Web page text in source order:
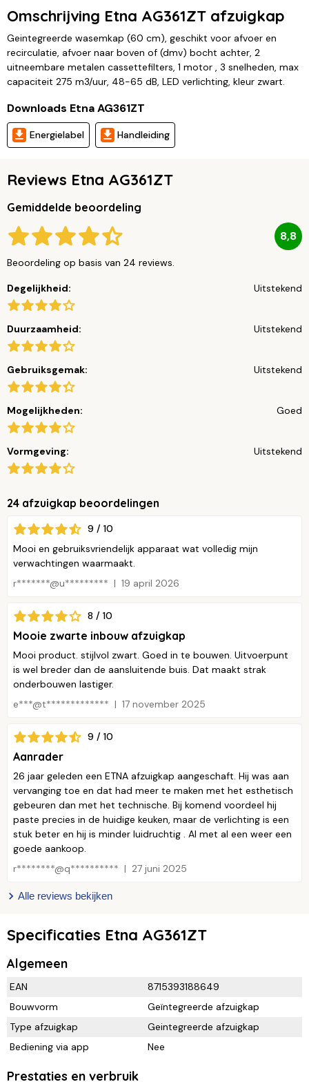
Omschrijving Etna AG361ZT afzuigkap
Geintegreerde wasemkap (60 cm), geschikt voor afvoer en
recirculatie, afvoer naar boven of (dmv) bocht achter, 2
uitneembare metalen cassettefilters, 1 motor , 3 snelheden, max
capaciteit 275 m3/uur, 48-65 dB, LED verlichting, kleur zwart.
Downloads Etna AG361ZT
Energielabel Handleiding
Reviews Etna AG361ZT
Gemiddelde beoordeling
8,8
Beoordeling op basis van 24 reviews.
Degelijkheid: Uitstekend
Duurzaamheid: Uitstekend
Gebruiksgemak: Uitstekend
Mogelijkheden: Goed
Vormgeving: Uitstekend
24 afzuigkap beoordelingen
9 / 10
Mooi en gebruiksvriendelijk apparaat wat volledig mijn
verwachtingen waarmaakt.
r*******@u*********
19 april 2026
8 / 10
Mooie zwarte inbouw afzuigkap
Mooi product. stijlvol zwart. Goed in te bouwen. Uitvoerpunt
is wel breder dan de aansluitende buis. Dat maakt strak
onderbouwen lastiger.
e***@t*************
17 november 2025
9 / 10
Aanrader
26 jaar geleden een ETNA afzuigkap aangeschaft. Hij was aan
vervanging toe en dat had meer te maken met het esthetisch
gebeuren dan met het technische. Bij komend voordeel hij
paste precies in de huidige keuken, maar de verlichting is een
stuk beter en hij is minder luidruchtig . Al met al een weer een
goede aankoop.
r********@q**********
27 juni 2025
Alle reviews bekijken
Specificaties Etna AG361ZT
Algemeen
EAN
8715393188649
Bouwvorm
Geïntegreerde afzuigkap
Type afzuigkap
Geintegreerde afzuigkap
Bediening via app
Nee
Prestaties en verbruik